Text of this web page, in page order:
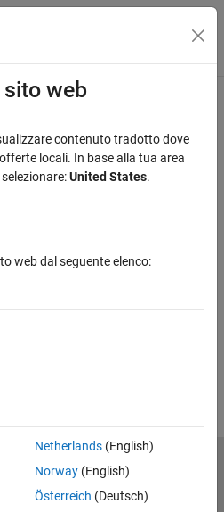
di navigazione
web
contenuto tradotto dove
locali. In base alla tua area
United States.
web dal seguente elenco:
Netherlands(English)
Norway(English)
Österreich (Deutsch)
Informativa sulla privacy
Contatti